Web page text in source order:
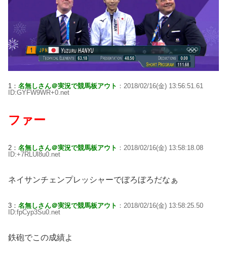
1： 名無しさん＠実況で競馬板アウト ：2018/02/16(金) 13:56:51.61
ID:GYFW9WR+0.net
ファー
2： 名無しさん＠実況で競馬板アウト ：2018/02/16(金) 13:58:18.08
ID:+7RLUl8u0.net
ネイサンチェンプレッシャーでぼろぼろだなぁ
3： 名無しさん＠実況で競馬板アウト ：2018/02/16(金) 13:58:25.50
ID:fpCyp3Su0.net
鉄砲でこの成績よ